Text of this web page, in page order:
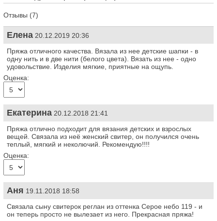
Отзывы (7)
Елена 20.12.2019 20:36
Пряжа отличного качества. Вязала из нее детские шапки - в
одну нить и в две нити (белого цвета). Вязать из нее - одно
удовольствие. Изделия мягкие, приятные на ощупь.
Оценка:
Екатерина 20.12.2018 21:41
Пряжа отлично подходит для вязания детских и взрослых
вещей. Связала из неё женский свитер, он получился очень
теплый, мягкий и неколючий. Рекомендую!!!!
Оценка:
Аня 19.11.2018 18:58
Связала сыну свитерок реглан из оттенка Серое небо 119 - и
он теперь просто не вылезает из него. Прекрасная пряжа!